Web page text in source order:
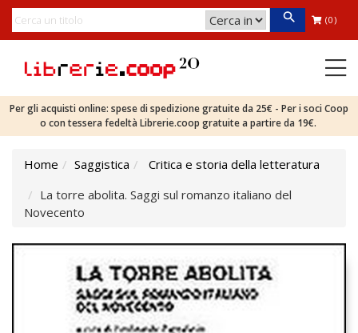
(0)
Per gli acquisti online: spese di spedizione gratuite da 25€ - Per i soci Coop
o con tessera fedeltà Librerie.coop gratuite a partire da 19€.
Home Saggistica
Critica e storia della letteratura
La torre abolita. Saggi sul romanzo italiano del
Novecento